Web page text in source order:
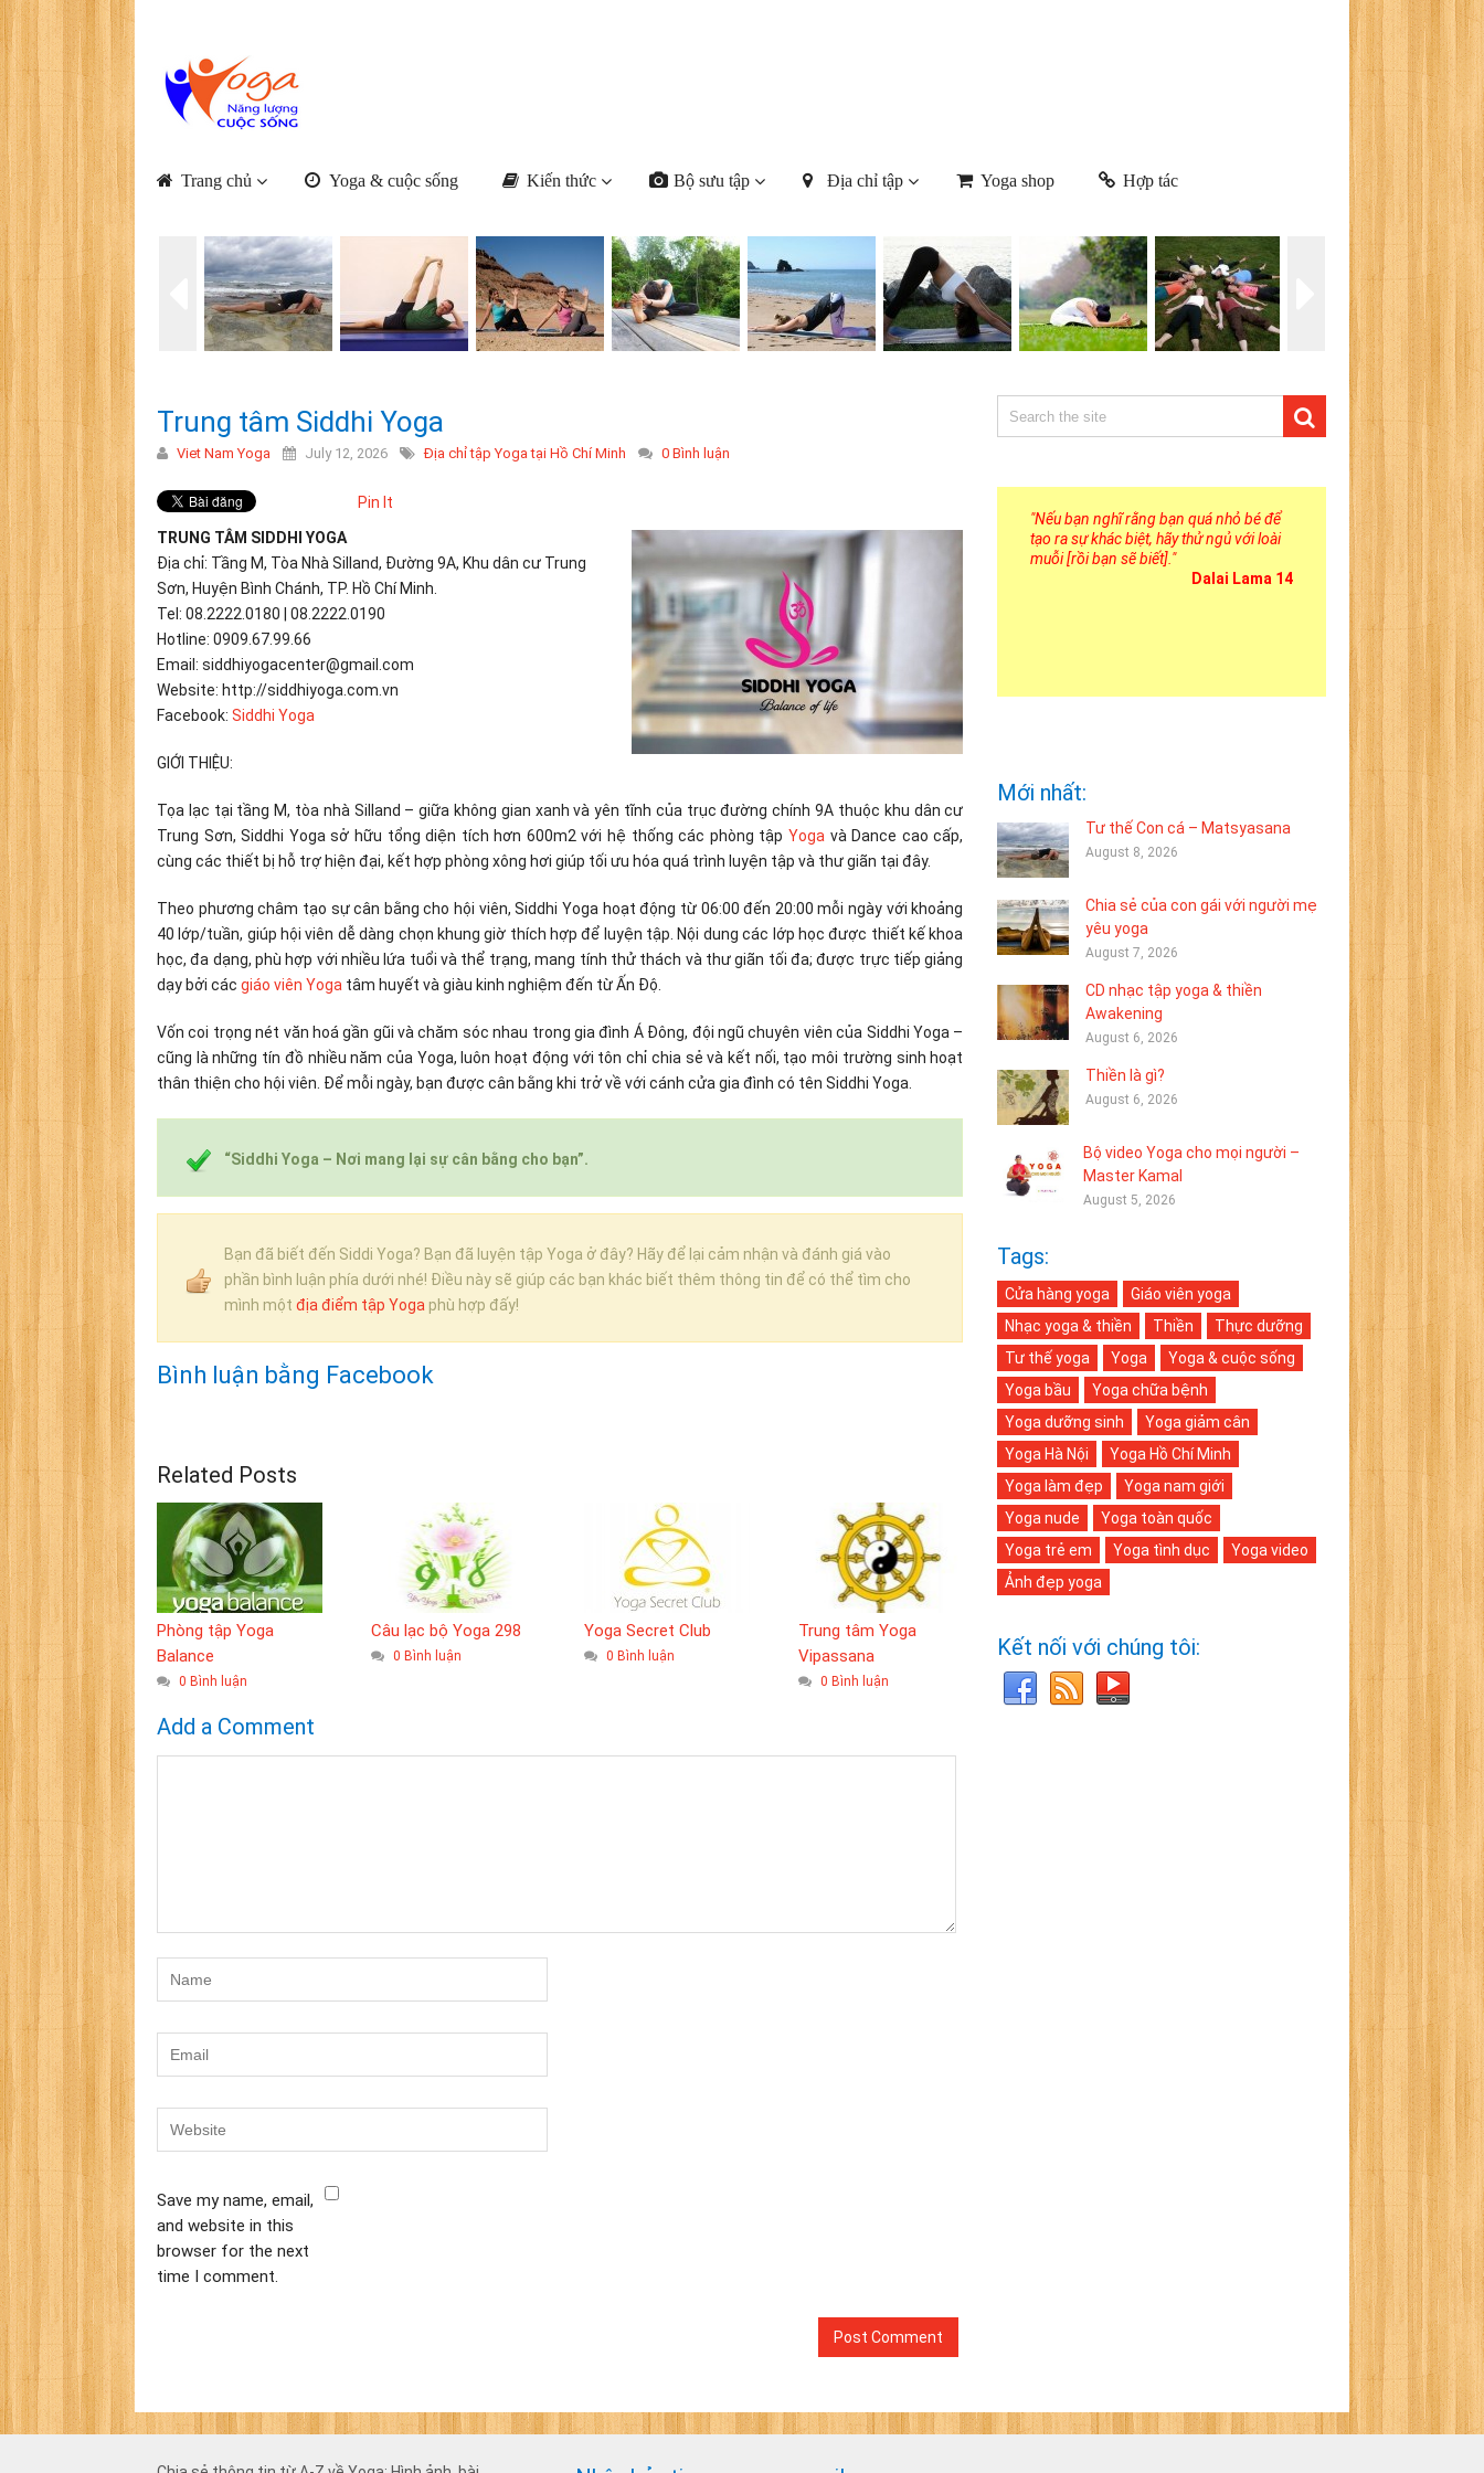
Trang chủ Yoga & cuộc sống Kiến thức Bộ sưu tập Địa chỉ tập Yoga shop Hợp tác
Trung tâm Siddhi Yoga
Viet Nam Yoga July 12, 2026 Địa chỉ tập Yoga tại Hồ Chí Minh 0 Bình luận
Pin It
TRUNG TÂM SIDDHI YOGA
Địa chỉ: Tầng M, Tòa Nhà Silland, Đường 9A, Khu dân cư Trung
Sơn, Huyện Bình Chánh, TP. Hồ Chí Minh.
Tel: 08.2222.0180 | 08.2222.0190
Hotline: 0909.67.99.66
Email: siddhiyogacenter@gmail.com
Website: http://siddhiyoga.com.vn
Facebook: Siddhi Yoga
GIỚI THIỆU:
Tọa lạc tại tầng M, tòa nhà Silland – giữa không gian xanh và yên tĩnh của trục đường chính 9A thuộc khu dân cư
Trung Sơn, Siddhi Yoga sở hữu tổng diện tích hơn 600m2 với hệ thống các phòng tập Yoga và Dance cao cấp,
cùng các thiết bị hỗ trợ hiện đại, kết hợp phòng xông hơi giúp tối ưu hóa quá trình luyện tập và thư giãn tại đây.
Theo phương châm tạo sự cân bằng cho hội viên, Siddhi Yoga hoạt động từ 06:00 đến 20:00 mỗi ngày với khoảng
40 lớp/tuần, giúp hội viên dễ dàng chọn khung giờ thích hợp để luyện tập. Nội dung các lớp học được thiết kế khoa
học, đa dạng, phù hợp với nhiều lứa tuổi và thể trạng, mang tính thử thách và thư giãn tối đa; được trực tiếp giảng
dạy bởi các giáo viên Yoga tâm huyết và giàu kinh nghiệm đến từ Ấn Độ.
Vốn coi trọng nét văn hoá gần gũi và chăm sóc nhau trong gia đình Á Đông, đội ngũ chuyên viên của Siddhi Yoga –
cũng là những tín đồ nhiều năm của Yoga, luôn hoạt động với tôn chỉ chia sẻ và kết nối, tạo môi trường sinh hoạt
thân thiện cho hội viên. Để mỗi ngày, bạn được cân bằng khi trở về với cánh cửa gia đình có tên Siddhi Yoga.
“Siddhi Yoga – Nơi mang lại sự cân bằng cho bạn”.
Bạn đã biết đến Siddi Yoga? Bạn đã luyện tập Yoga ở đây? Hãy để lại cảm nhận và đánh giá vào
phần bình luận phía dưới nhé! Điều này sẽ giúp các bạn khác biết thêm thông tin để có thể tìm cho
mình mộtđịa điểm tập Yoga phù hợp đấy!
Bình luận bằng Facebook
Related Posts
Phòng tập Yoga
Balance
0 Bình luận
Câu lạc bộ Yoga 298
0 Bình luận
Yoga Secret Club
0 Bình luận
Trung tâm Yoga
Vipassana
0 Bình luận
Add a Comment
Save my name, email,
and website in this
browser for the next
time I comment.
"Nếu bạn nghĩ rằng bạn quá nhỏ bé để
tạo ra sự khác biệt, hãy thử ngủ với loài
muỗi [rồi bạn sẽ biết]. "
Dalai Lama 14
Mới nhất:
Tư thế Con cá – Matsyasana
August 8, 2026
Chia sẻ của con gái với người mẹ
yêu yoga
August 7, 2026
CD nhạc tập yoga & thiền
Awakening
August 6, 2026
Thiền là gì?
August 6, 2026
Bộ video Yoga cho mọi người –
Master Kamal
August 5, 2026
Tags:
Cửa hàng yoga
Giáo viên yoga
Nhạc yoga & thiền
Thiền
Thực dưỡng
Tư thế yoga
Yoga
Yoga & cuộc sống
Yoga bầu
Yoga chữa bệnh
Yoga dưỡng sinh
Yoga giảm cân
Yoga Hà Nội
Yoga Hồ Chí Minh
Yoga làm đẹp
Yoga nam giới
Yoga nude
Yoga toàn quốc
Yoga trẻ em
Yoga tình dục
Yoga video
Ảnh đẹp yoga
Kết nối với chúng tôi: